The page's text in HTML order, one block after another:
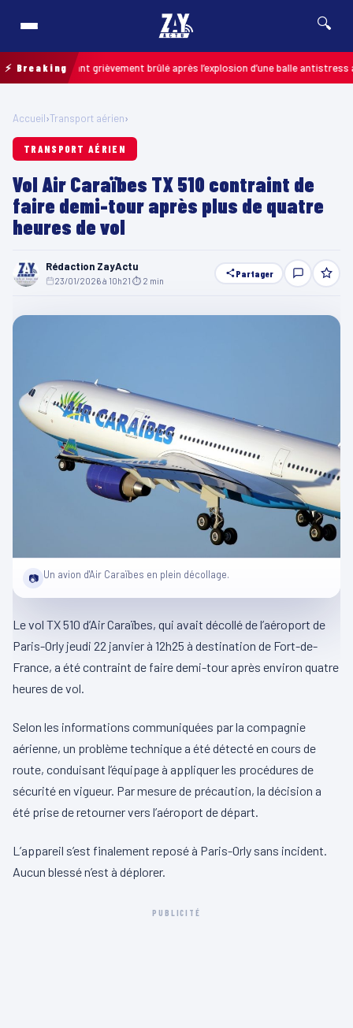
🔍
⚡ Breaking
: un enfant grièvement brûlé après l’explosion d’une balle antistress
Accueil›Transport aérien›
TRANSPORT AÉRIEN
Vol Air Caraïbes TX 510 contraint de
faire demi-tour après plus de quatre
heures de vol
Rédaction ZayActu
23/01/2026 à 10h21 ⏱ 2 min
Partager
📷 Un avion d'Air Caraïbes en plein décollage.
Le vol TX 510 d’Air Caraïbes, qui avait décollé de l’aéroport de
Paris-Orly jeudi 22 janvier à 12h25 à destination de Fort-de-
France, a été contraint de faire demi-tour après environ quatre
heures de vol.
Selon les informations communiquées par la compagnie
aérienne, un problème technique a été détecté en cours de
route, conduisant l’équipage à appliquer les procédures de
sécurité en vigueur. Par mesure de précaution, la décision a
été prise de retourner vers l’aéroport de départ.
L’appareil s’est finalement reposé à Paris-Orly sans incident.
Aucun blessé n’est à déplorer.
PUBLICITÉ